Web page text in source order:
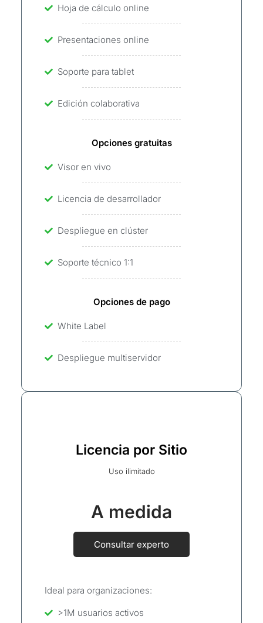
Hoja de cálculo online
Presentaciones online
Soporte para tablet
Edición colaborativa
Opciones gratuitas
Visor en vivo
Licencia de desarrollador
Despliegue en clúster
Soporte técnico 1:1
Opciones de pago
White Label
Despliegue multiservidor
Licencia por Sitio
Uso ilimitado
A medida
Consultar experto
Ideal para organizaciones:
>1M usuarios activos